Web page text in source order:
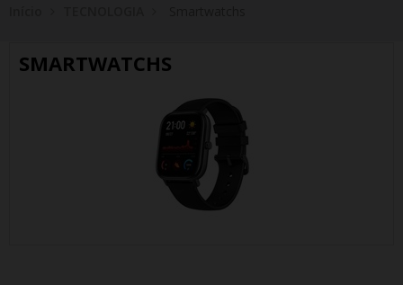
SMARTWATCHS